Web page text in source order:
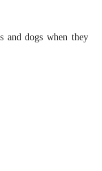
and dogs when they